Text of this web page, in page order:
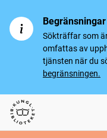
Sökträffar som
omfattas av
tjänsten när du
begränsningen.
Svenska tidningar